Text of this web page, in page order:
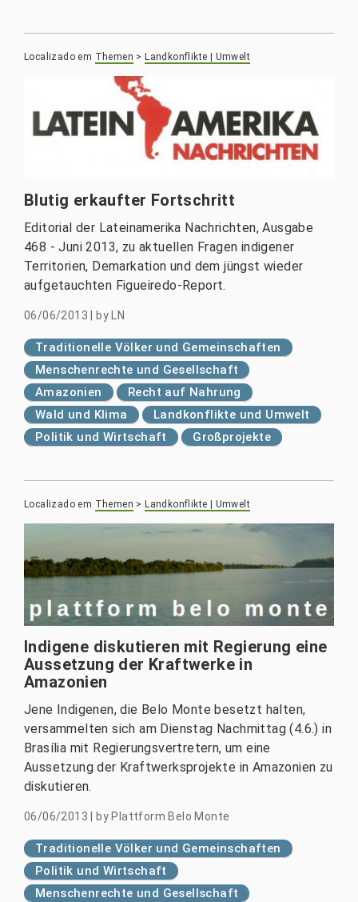
Localizado em Themen > Landkonflikte | Umwelt
Blutig erkaufter Fortschritt
Editorial der Lateinamerika Nachrichten, Ausgabe
468 - Juni 2013, zu aktuellen Fragen indigener
Territorien, Demarkation und dem jüngst wieder
aufgetauchten Figueiredo-Report.
06/06/2013 by LN
Traditionelle Völker und Gemeinschaften
Menschenrechte und Gesellschaft
Amazonien
Recht auf Nahrung
Wald und Klima
Landkonflikte und Umwelt
Politik und Wirtschaft
Großprojekte
Localizado em Themen > Landkonflikte | Umwelt
Indigene diskutieren mit Regierung eine
Aussetzung der Kraftwerke in
Amazonien
Jene Indigenen, die Belo Monte besetzt halten,
versammelten sich am Dienstag Nachmittag (4.6.) in
Brasília mit Regierungsvertretern, um eine
Aussetzung der Kraftwerksprojekte in Amazonien zu
diskutieren.
06/06/2013 by Plattform Belo Monte
Traditionelle Völker und Gemeinschaften
Politik und Wirtschaft
Menschenrechte und Gesellschaft